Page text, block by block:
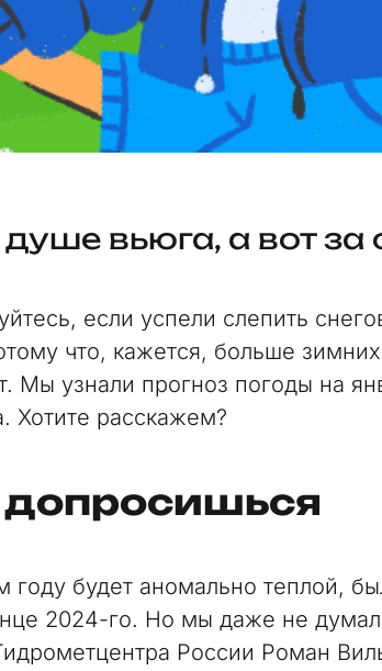
вьюга, а вот за
если успели слепить
что, кажется, больше
Мы узнали прогноз погоды на
Хотите расскажем?
допросишься
году будет аномально теплой,
2024-го. Но мы даже не
России Роман